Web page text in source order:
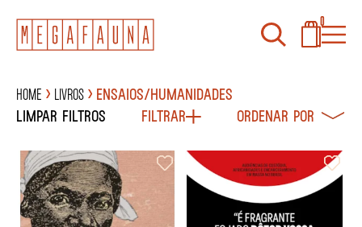
0
Home Livros
Ensaios/Humanidades
Filtrar
Limpar filtros